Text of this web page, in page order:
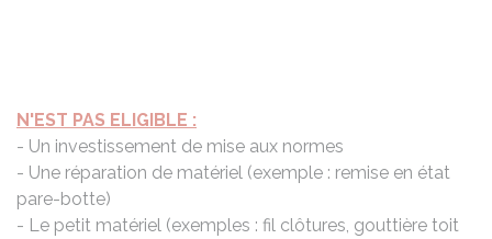
N'EST PAS ELIGIBLE :
- Un investissement de mise aux normes
- Une réparation de matériel (exemple : remise en état
pare-botte)
- Le petit matériel (exemples : fil clôtures, gouttière toit